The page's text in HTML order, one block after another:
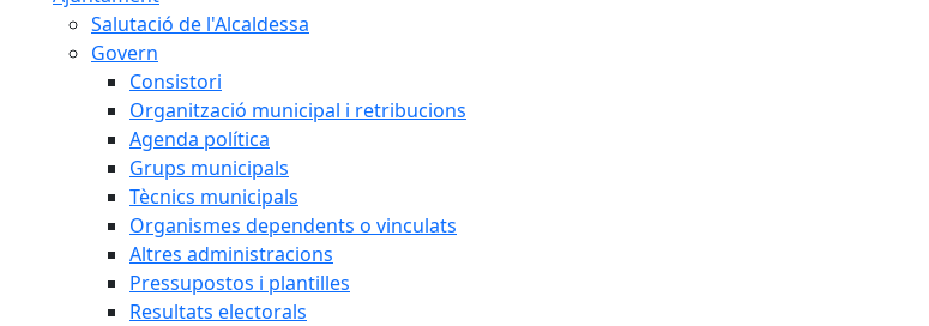
Salutació de l'Alcaldessa
Govern
Consistori
Organització municipal i retribucions
Agenda política
Grups municipals
Tècnics municipals
Organismes dependents o vinculats
Altres administracions
Pressupostos i plantilles
Resultats electorals